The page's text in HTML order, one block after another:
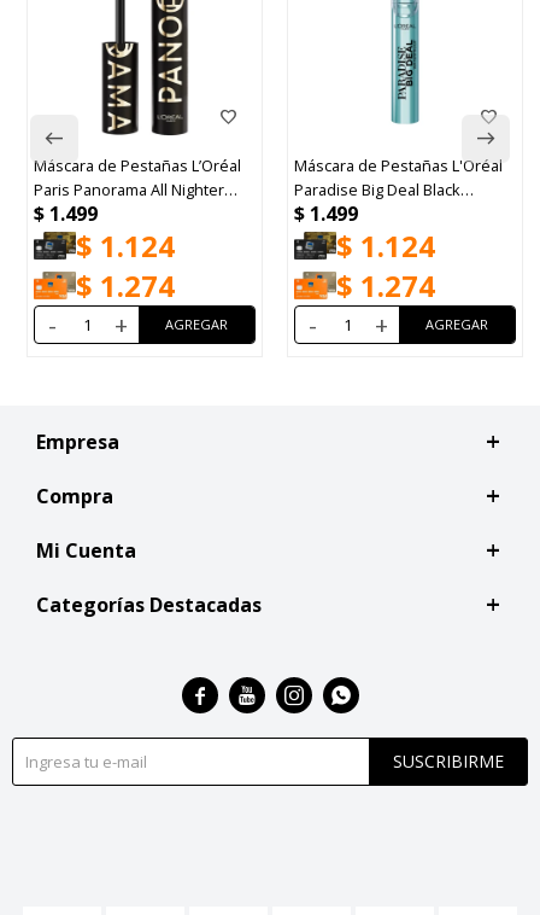
Máscara de Pestañas L’Oréal
Paris Panorama All Nighter
Washable
$ 1.499
$ 1.124
$ 1.274
- +
Máscara de Pestañas L'Oréal
Paradise Big Deal Black
Waterproof 10ml
$ 1.499
$ 1.124
$ 1.274
- +
Empresa
Compra
Mi Cuenta
Categorías Destacadas
SUSCRIBIRME
   